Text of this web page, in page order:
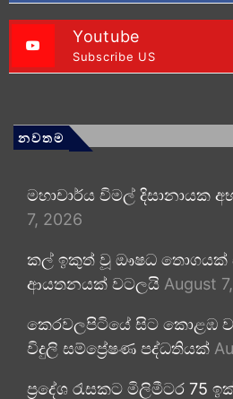
Youtube
Subscribe US
නවතම
මහාචාර්ය විමල් දිසානායක
7, 2026
කල් ඉකුත් වූ ඖෂධ තොගයක්
ආයතනයක් වටලයි August
කෙරවලපිටියේ සිට කොළඹ
විදුලි සම්ප්‍රේෂණ පද්ධතියක්
ප්‍රදේශ රැසකට මිලිමීටර 75